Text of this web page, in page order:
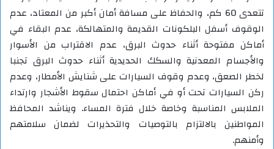
تتعدى 60 كم، ‏والحفاظ على مسافة أمان أكبر من المعتاد، عدم
‏الوقوف أسفل البلكونات القديمة والمتهالكة، عدم ‏البقاء في
أماكن مفتوحة أثناء حدوث البرق، عدم ‏الاقتراب من الأسوار
والأجسام المعدنية والسكك الحديدية ‏أثناء حدوث البرق تجنبا
لخطر الصعق، وعدم وقوف السيارات على شنايش الأمطار، وعدم
ركن السيارات تحت أو في أماكن احتمال سقوط الأشجار وارتداء
الملابس المناسبة وخاصة خلال فترة المساء. ويناشد المحافظ
المواطنين بالالتزام بالتوصيات والتحذيرات لضمان سلامتهم
وأمنهم.